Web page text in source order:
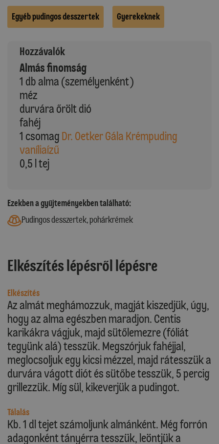
Egyéb pudingos desszertek Gyerekeknek
Hozzávalók
Almás finomság
1 db alma (személyenként)
méz
durvára őrölt dió
fahéj
1 csomag Dr. Oetker Gála Krémpuding
vaníliaízű
0,5 l tej
Ezekben a gyűjteményekben található:
Pudingos desszertek, pohárkrémek
Elkészítés lépésről lépésre
Elkészítés
Az almát meghámozzuk, magját kiszedjük, úgy,
hogy az alma egészben maradjon. Centis
karikákra vágjuk, majd sütőlemezre (fóliát
tegyünk alá) tesszük. Megszórjuk fahéjjal,
meglocsoljuk egy kicsi mézzel, majd rátesszük a
durvára vágott diót és sütőbe tesszük, 5 percig
grillezzük. Míg sül, kikeverjük a pudingot.
Tálalás
Kb. 1 dl tejet számoljunk almánként. Még forrón
adagonként tányérra tesszük, leöntjük a